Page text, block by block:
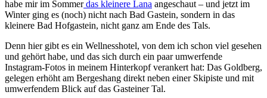
habe mir im Sommerdas kleinere Lana angeschaut – und jetzt im
Winter ging es (noch) nicht nach Bad Gastein, sondern in das
kleinere Bad Hofgastein, nicht ganz am Ende des Tals.
Denn hier gibt es ein Wellnesshotel, von dem ich schon viel gesehen
und gehört habe, und das sich durch ein paar umwerfende
Instagram-Fotos in meinem Hinterkopf verankert hat: Das Goldberg,
gelegen erhöht am Bergeshang direkt neben einer Skipiste und mit
umwerfendem Blick auf das Gasteiner Tal.